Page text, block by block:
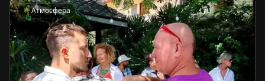
🌴Атмосфера